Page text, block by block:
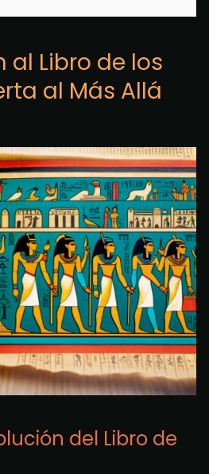
Libro de los
al Más Allá
del Libro de